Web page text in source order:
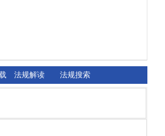
法规解读 法规搜索